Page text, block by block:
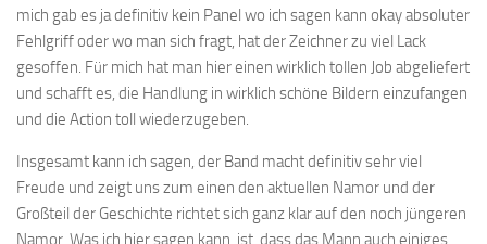
mich gab es ja definitiv kein Panel wo ich sagen kann okay absoluter
Fehlgriff oder wo man sich fragt, hat der Zeichner zu viel Lack
gesoffen. Für mich hat man hier einen wirklich tollen Job abgeliefert
und schafft es, die Handlung in wirklich schöne Bildern einzufangen
und die Action toll wiederzugeben.
Insgesamt kann ich sagen, der Band macht definitiv sehr viel
Freude und zeigt uns zum einen den aktuellen Namor und der
Großteil der Geschichte richtet sich ganz klar auf den noch jüngeren
Namor. Was ich hier sagen kann, ist, dass das Mann auch einiges